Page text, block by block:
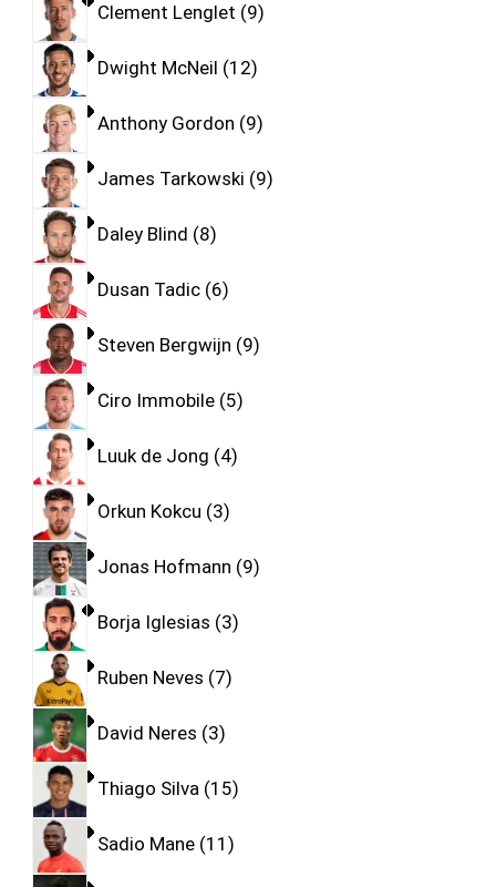
Clement Lenglet 9
Dwight McNeil 12
Anthony Gordon 9
James Tarkowski 9
Daley Blind 8
Dusan Tadic 6
Steven Bergwijn 9
Ciro Immobile 5
Luuk de Jong 4
Orkun Kokcu 3
Jonas Hofmann 9
Borja Iglesias 3
Ruben Neves 7
David Neres 3
Thiago Silva 15
Sadio Mane 11